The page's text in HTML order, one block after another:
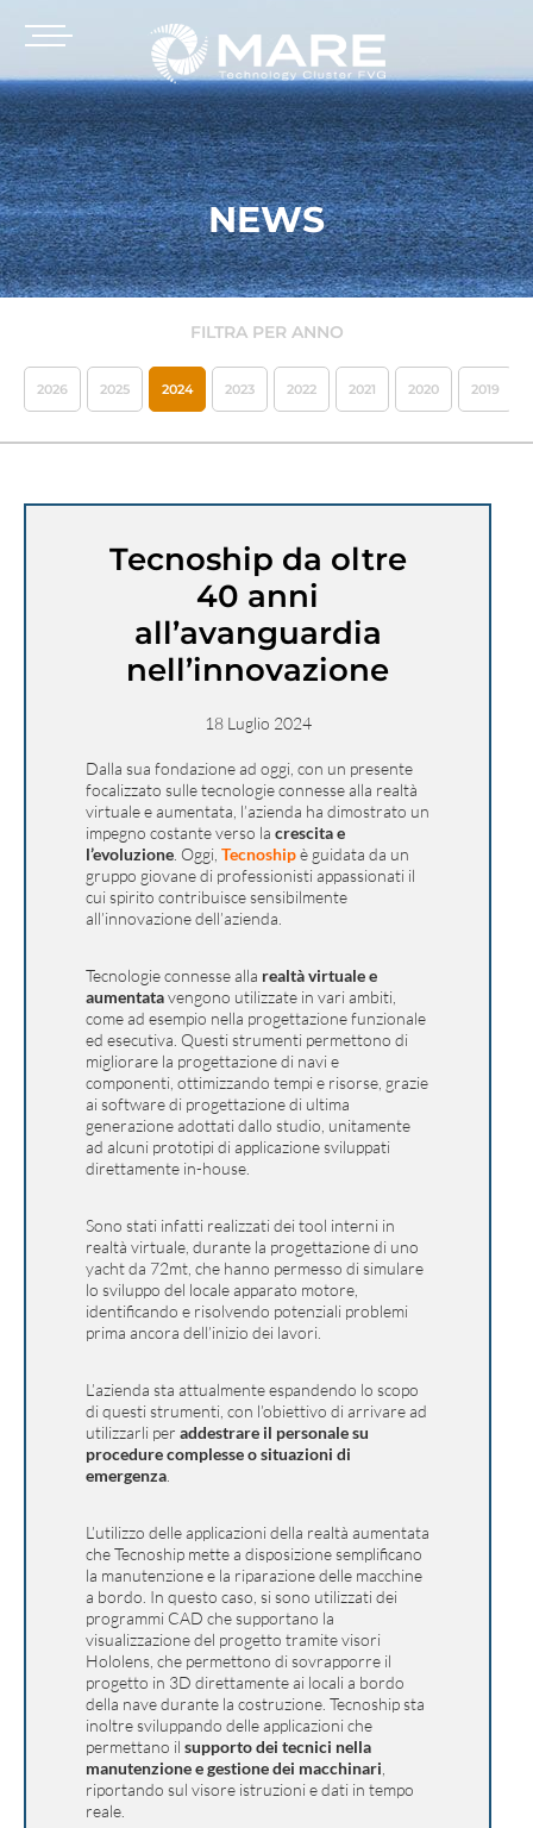
NEWS
FILTRA PER ANNO
2026 2025 2024 2023 2022 2021 2020 2019
Tecnoship da oltre
40 anni
all’avanguardia
nell’innovazione
18 Luglio 2024
Dalla sua fondazione ad oggi, con un presente
focalizzato sulle tecnologie connesse alla realtà
virtuale e aumentata, l’azienda ha dimostrato un
impegno costante verso la crescita e
l’evoluzione . Oggi, Tecnoshipè guidata da un
gruppo giovane di professionisti appassionati il
cui spirito contribuisce sensibilmente
all’innovazione dell’azienda.
Tecnologie connesse alla realtà virtualee
aumentatavengono utilizzate in vari ambiti,
come ad esempio nella progettazione funzionale
ed esecutiva. Questi strumenti permettono di
migliorare la progettazione di navi e
componenti, ottimizzando tempi e risorse, grazie
ai software di progettazione di ultima
generazione adottati dallo studio, unitamente
ad alcuni prototipi di applicazione sviluppati
direttamente in-house.
Sono stati infatti realizzati dei tool interni in
realtà virtuale, durante la progettazione di uno
yacht da 72mt, che hanno permesso di simulare
lo sviluppo del locale apparato motore,
identificando e risolvendo potenziali problemi
prima ancora dell’inizio dei lavori.
L’azienda sta attualmente espandendo lo scopo
di questi strumenti, con l’obiettivo di arrivare ad
utilizzarli per addestrare il personale su
procedure complesse o situazioni di
emergenza
L’utilizzo delle applicazioni della realtà aumentata
che Tecnoship mette a disposizione semplificano
la manutenzione e la riparazione delle macchine
a bordo. In questo caso, si sono utilizzati dei
programmi CAD che supportano la
visualizzazione del progetto tramite visori
Hololens, che permettono di sovrapporre il
progetto in 3D direttamente ai locali a bordo
della nave durante la costruzione. Tecnoship sta
inoltre sviluppando delle applicazioni che
permettano il supporto dei tecnici nella
manutenzione e gestione dei macchinari
riportando sul visore istruzioni e dati in tempo
reale.